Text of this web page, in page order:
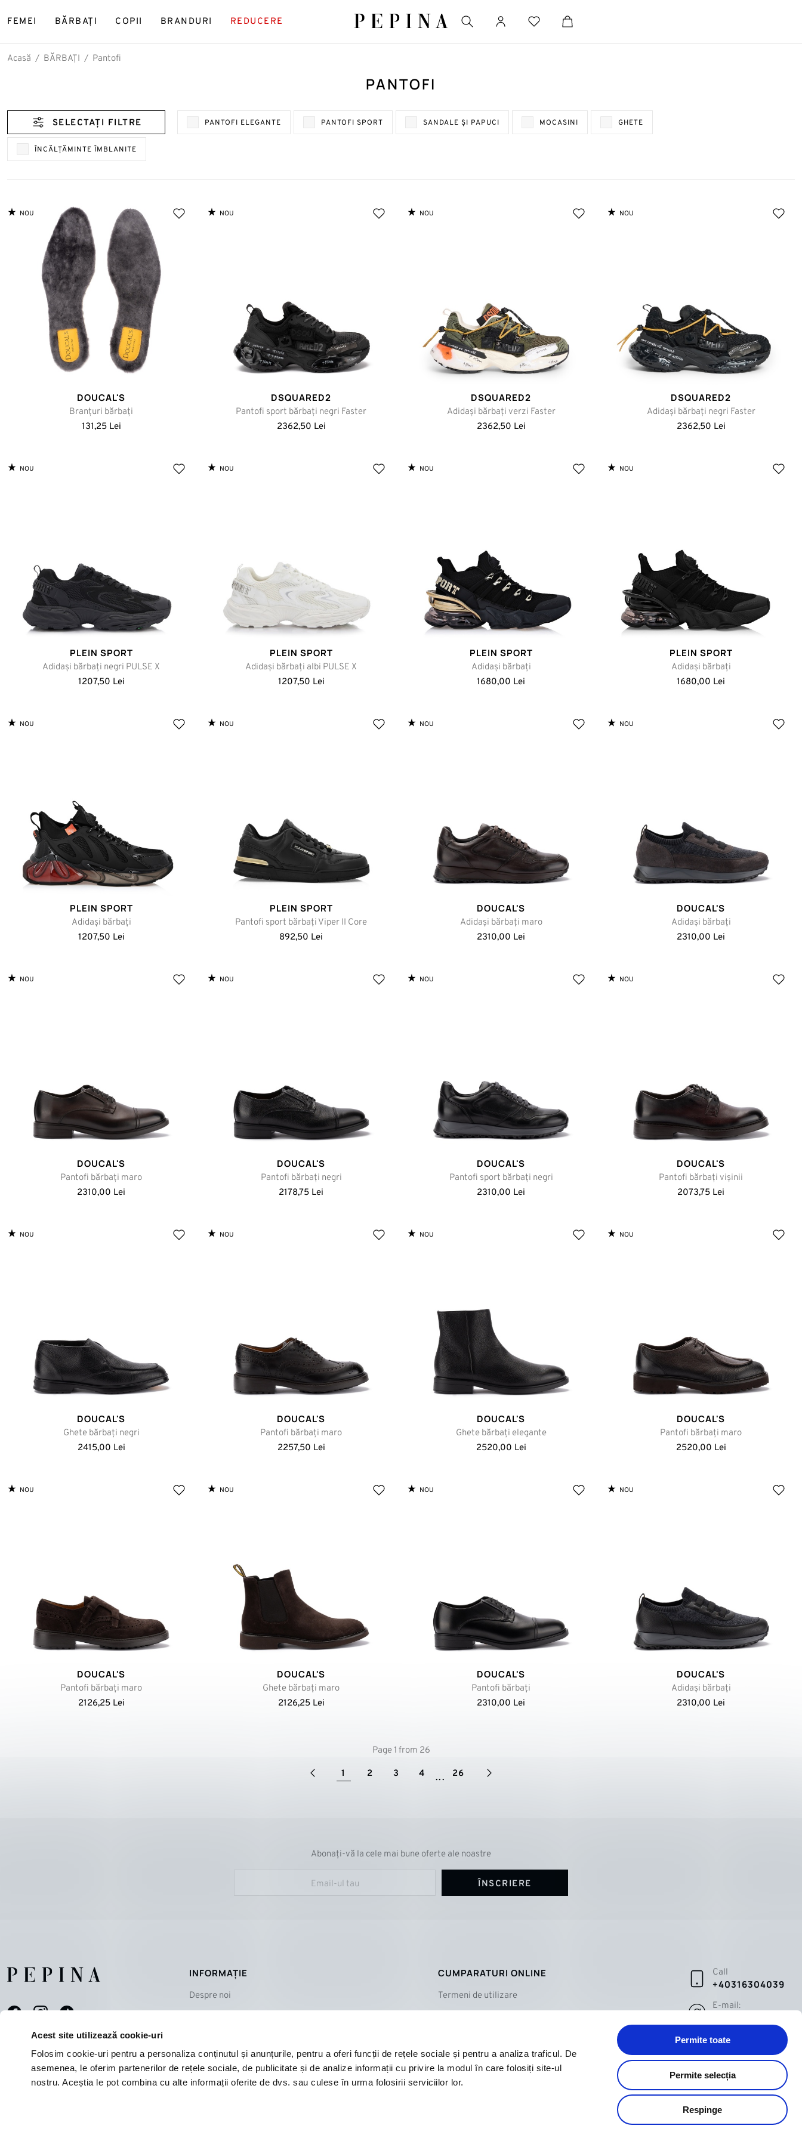
Acest site utilizează cookie-uri
Folosim cookie-uri pentru a personaliza conținutul și anunțurile, pentru a oferi funcții de rețele sociale și pentru a analiza traficul. De
asemenea, le oferim partenerilor de rețele sociale, de publicitate și de analize informații cu privire la modul în care folosiți site-ul
nostru. Aceștia le pot combina cu alte informații oferite de dvs. sau culese în urma folosirii serviciilor lor.
Permite toate
Permite selecția
Respinge
FEMEI BĂRBAȚI COPII BRANDURI REDUCERE
Pantofi cu platformă
Acasă BĂRBAȚI Pantofi
PANTOFI
SELECTAȚI FILTRE PANTOFI ELEGANTE PANTOFI SPORT SANDALE ȘI PAPUCI MOCASINI GHETE
ÎNCĂLŢĂMINTE ÎMBLANITЕ
NOU
DOUCAL'S
Branțuri bărbați
131,25 Lei
NOU
DSQUARED2
Pantofi sport bărbați negri Faster
2362,50 Lei
NOU
DSQUARED2
Adidași bărbați verzi Faster
2362,50 Lei
NOU
DSQUARED2
Adidași bărbați negri Faster
2362,50 Lei
NOU
PLEIN SPORT
Adidași bărbați negri PULSE X
1207,50 Lei
NOU
PLEIN SPORT
Adidași bărbați albi PULSE X
1207,50 Lei
NOU
PLEIN SPORT
Adidași bărbați
1680,00 Lei
NOU
PLEIN SPORT
Adidași bărbați
1680,00 Lei
NOU
PLEIN SPORT
Adidași bărbați
1207,50 Lei
NOU
PLEIN SPORT
Pantofi sport bărbați Viper II Core
892,50 Lei
NOU
DOUCAL'S
Adidași bărbați maro
2310,00 Lei
NOU
DOUCAL'S
Adidași bărbați
2310,00 Lei
NOU
DOUCAL'S
Pantofi bărbați maro
2310,00 Lei
NOU
DOUCAL'S
Pantofi bărbați negri
2178,75 Lei
NOU
DOUCAL'S
Pantofi sport bărbați negri
2310,00 Lei
NOU
DOUCAL'S
Pantofi bărbați vișinii
2073,75 Lei
NOU
DOUCAL'S
Ghete bărbați negri
2415,00 Lei
NOU
DOUCAL'S
Pantofi bărbați maro
2257,50 Lei
NOU
DOUCAL'S
Ghete bărbați elegante
2520,00 Lei
NOU
DOUCAL'S
Pantofi bărbați maro
2520,00 Lei
NOU
DOUCAL'S
Pantofi bărbați maro
2126,25 Lei
NOU
DOUCAL'S
Ghete bărbați maro
2126,25 Lei
NOU
DOUCAL'S
Pantofi bărbați
2310,00 Lei
NOU
DOUCAL'S
Adidași bărbați
2310,00 Lei
Page 1 from 26
1 2 3 4 ... 26
Abonați-vă la cele mai bune oferte ale noastre
ÎNSCRIERE
INFORMAȚIE
Despre noi
Echipa
CUMPARATURI ONLINE
Termeni de utilizare
Plată și livrare
Reclamații și retururi
Call
+40316304039
E-mail: